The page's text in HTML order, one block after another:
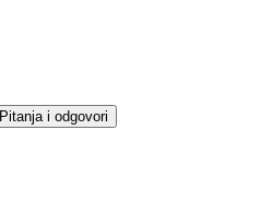
Pitanja i odgovori